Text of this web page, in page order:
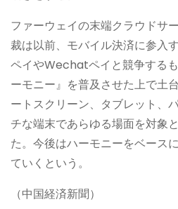
ファーウェイの末端クラウドサ
裁は以前、モバイル決済に参入
ペイやWechatペイと競争する
ーモニー』を普及させた上で土
ートスクリーン、タブレット、
チな端末であらゆる場面を対象
た。今後はハーモニーをベース
ていくという。
（中国経済新聞）